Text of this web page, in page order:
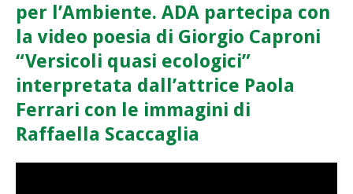
per l’Ambiente. ADA partecipa con
la video poesia di Giorgio Caproni
“Versicoli quasi ecologici”
interpretata dall’attrice Paola
Ferrari con le immagini di
Raffaella Scaccaglia